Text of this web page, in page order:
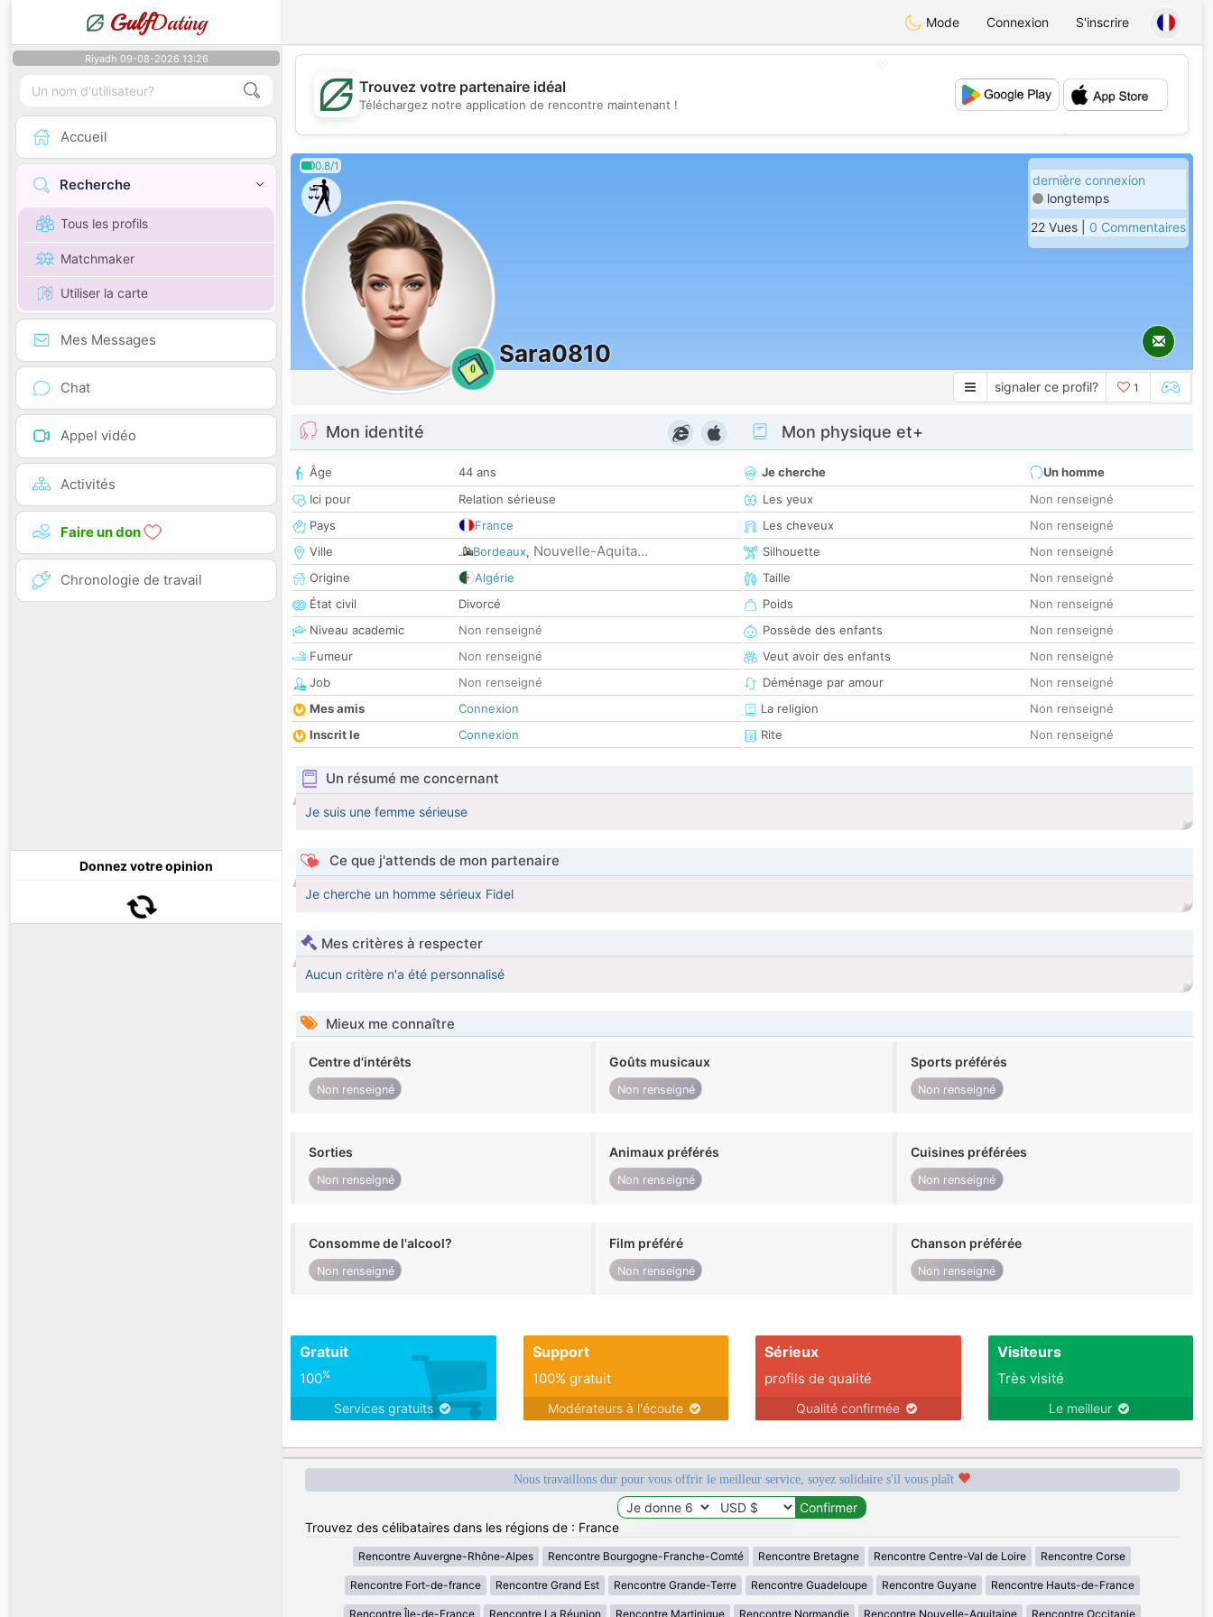
GulfDating Mode Connexion S'inscrire
Riyadh 09-08-2026 13:26
Accueil
Recherche
Tous les profils
Matchmaker
Utiliser la carte
Mes Messages
Chat
Appel vidéo
Activités
Faire un don
Chronologie de travail
Donnez votre opinion
💖
💕
Trouvez votre partenaire idéal
Téléchargez notre application de rencontre maintenant !
0.8/1
0
Sara0810
dernière connexion
longtemps
22 Vues | 0 Commentaires
signaler ce profil? 1
Mon identité
Âge
44 ans
Ici pour
Relation sérieuse
Pays
France
Ville
Bordeaux, Nouvelle-Aquita...
Origine
Algérie
État civil
Divorcé
Niveau academic
Non renseigné
Fumeur
Non renseigné
Job
Non renseigné
Mes amis
Connexion
Inscrit le
Connexion
Mon physique et+
Je cherche
Un homme
Les yeux
Non renseigné
Les cheveux
Non renseigné
Silhouette
Non renseigné
Taille
Non renseigné
Poids
Non renseigné
Possède des enfants
Non renseigné
Veut avoir des enfants
Non renseigné
Déménage par amour
Non renseigné
La religion
Non renseigné
Rite
Non renseigné
Un résumé me concernant
Je suis une femme sérieuse
Ce que j'attends de mon partenaire
Je cherche un homme sérieux Fidel
Mes critères à respecter
Aucun critère n'a été personnalisé
Mieux me connaître
Centre d'intérêts
Non renseigné
Goûts musicaux
Non renseigné
Sports préférés
Non renseigné
Sorties
Non renseigné
Animaux préférés
Non renseigné
Cuisines préférées
Non renseigné
Consomme de l'alcool?
Non renseigné
Film préféré
Non renseigné
Chanson préférée
Non renseigné
Gratuit
100%
Services gratuits
Support
100% gratuit
Modérateurs à l'écoute
Sérieux
profils de qualité
Qualité confirmée
Visiteurs
Très visité
Le meilleur
Nous travaillons dur pour vous offrir le meilleur service, soyez solidaire s'il vous plaît
Trouvez des célibataires dans les régions de : France
Rencontre Auvergne-Rhône-Alpes Rencontre Bourgogne-Franche-Comté Rencontre Bretagne Rencontre Centre-Val de Loire Rencontre Corse
Rencontre Fort-de-france Rencontre Grand Est Rencontre Grande-Terre Rencontre Guadeloupe Rencontre Guyane Rencontre Hauts-de-France
Rencontre Île-de-France Rencontre La Réunion Rencontre Martinique Rencontre Normandie Rencontre Nouvelle-Aquitaine Rencontre Occitanie